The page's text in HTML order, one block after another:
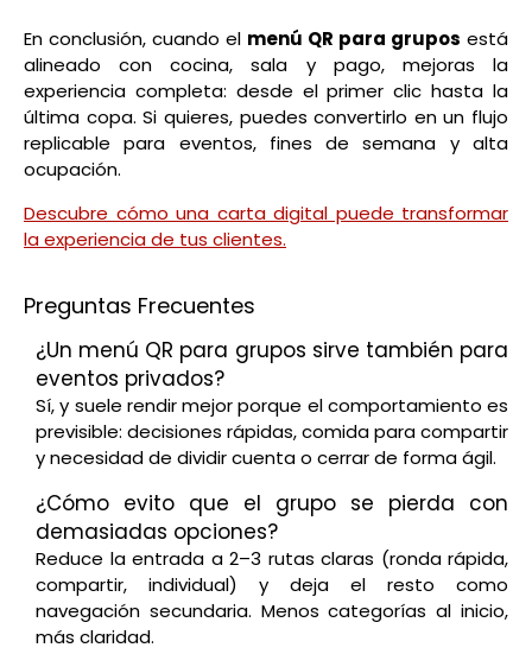
En conclusión, cuando el menú QR para grupos está
alineado con cocina, sala y pago, mejoras la
experiencia completa: desde el primer clic hasta la
última copa. Si quieres, puedes convertirlo en un flujo
replicable para eventos, fines de semana y alta
ocupación.
Descubre cómo una carta digital puede transformar
la experiencia de tus clientes.
Preguntas Frecuentes
¿Un menú QR para grupos sirve también para
eventos privados?
Sí, y suele rendir mejor porque el comportamiento es
previsible: decisiones rápidas, comida para compartir
y necesidad de dividir cuenta o cerrar de forma ágil.
¿Cómo evito que el grupo se pierda con
demasiadas opciones?
Reduce la entrada a 2–3 rutas claras (ronda rápida,
compartir, individual) y deja el resto como
navegación secundaria. Menos categorías al inicio,
más claridad.